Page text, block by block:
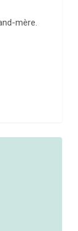
mère.